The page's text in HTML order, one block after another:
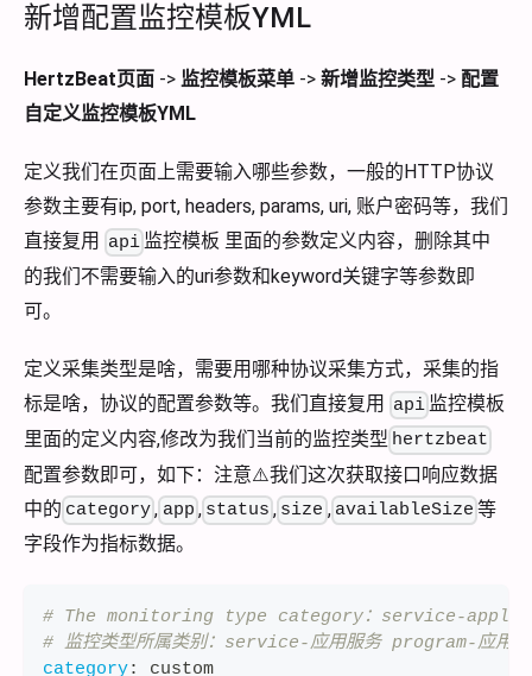
新增配置监控模板YML
HertzBeat页面 -> 监控模板菜单 -> 新增监控类型 -> 配置
自定义监控模板YML
定义我们在页面上需要输入哪些参数，一般的HTTP协议
参数主要有ip, port, headers, params, uri, 账户密码等，我们
直接复用
api 监控模板 里面的参数定义内容，删除其中
的我们不需要输入的uri参数和keyword关键字等参数即
可。
定义采集类型是啥，需要用哪种协议采集方式，采集的指
标是啥，协议的配置参数等。我们直接复用
api 监控模板
里面的定义内容,修改为我们当前的监控类型 hertzbeat
配置参数即可，如下：注意⚠️我们这次获取接口响应数据
中的 category, app , status , size , availableSize 等
字段作为指标数据。
# The monitoring type category：service-
# 监控类型所属类别：service-应用服务 program-应
category: custom